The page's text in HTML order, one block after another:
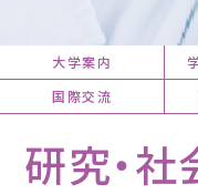
大学案内
国際交流
研究・